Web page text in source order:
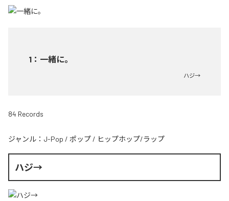
1 ： 一緒に。
ハジ→
84 Records
ジャンル： J-Pop / ポップ / ヒップホップ/ラップ
ハジ→